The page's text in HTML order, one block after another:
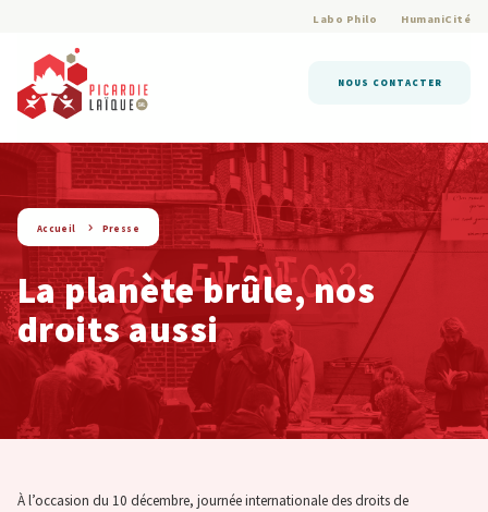
Labo Philo HumaniCité
NOUS CONTACTER
string(6) « presse »
Accueil Presse
La planète brûle, nos
droits aussi
À l’occasion du 10 décembre, journée internationale des droits de